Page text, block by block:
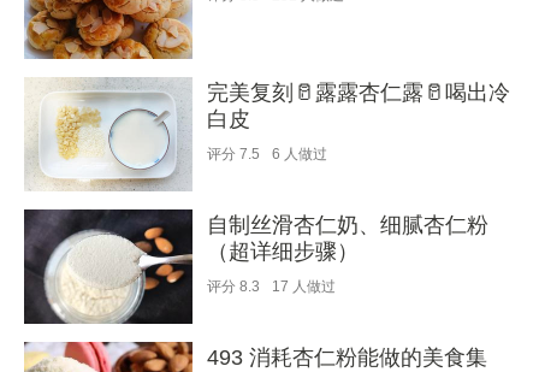
完美复刻🥛露露杏仁露🥛喝出冷
白皮
评分 7.5 6 人做过
自制丝滑杏仁奶、细腻杏仁粉
（超详细步骤）
评分 8.3 17 人做过
493 消耗杏仁粉能做的美食集